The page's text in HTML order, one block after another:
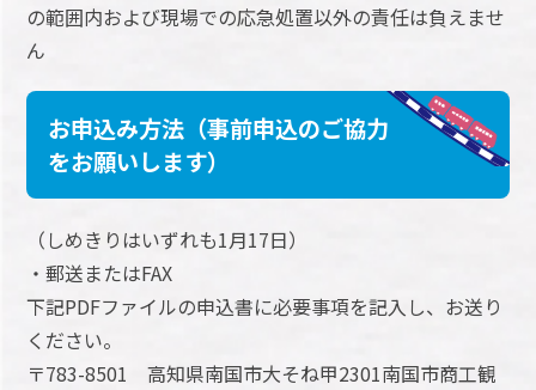
の範囲内および現場での応急処置以外の責任は負えませ
ん
お申込み方法（事前申込のご協力
をお願いします）
（しめきりはいずれも1月17日）
・郵送またはFAX
下記PDFファイルの申込書に必要事項を記入し、お送り
ください。
〒783-8501 高知県南国市大そね甲2301南国市商工観